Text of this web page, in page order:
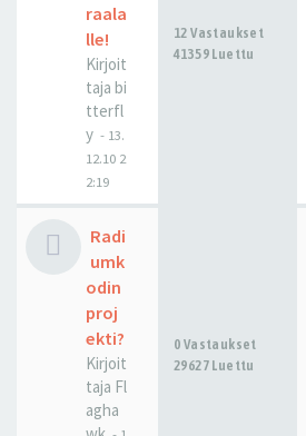
raala
lle!
Kirjoit
taja bi
tterfl
y - 13.
12.10 2
2:19
12 Vastaukset
41359 Luettu
Radi
umk
odin
proj
ekti?
Kirjoit
taja Fl
agha
0 Vastaukset
29627 Luettu